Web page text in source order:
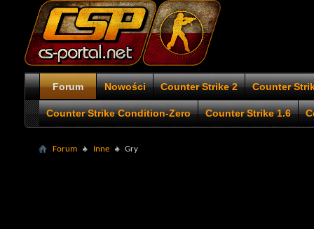
Forum Nowości Counter Strike 2 Counter
Counter Strike Condition-Zero Counter Strike 1.6
Forum Inne Gry